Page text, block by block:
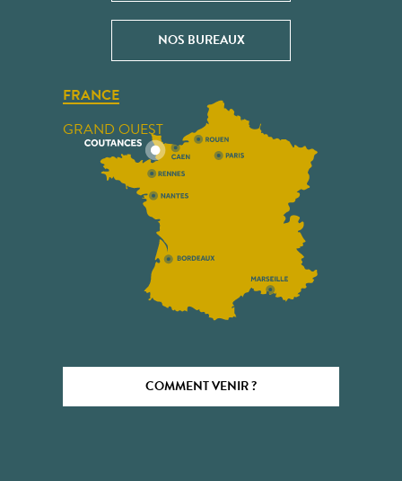
NOS BUREAUX
FRANCE
GRAND OUEST
COMMENT VENIR ?